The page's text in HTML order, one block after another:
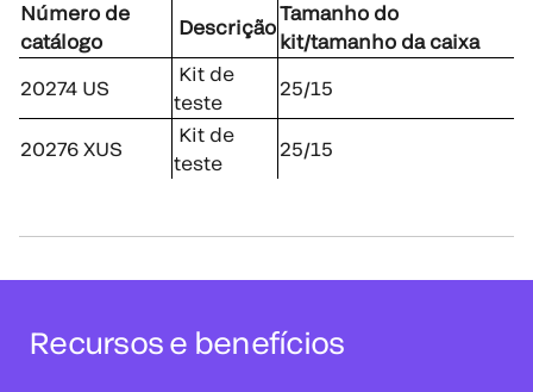
Número de
catálogo
Descrição
Tamanho do
kit/tamanho da caixa
20274 US
Kit de
teste
25/15
20276 XUS
Kit de
teste
25/15
Recursos e benefícios